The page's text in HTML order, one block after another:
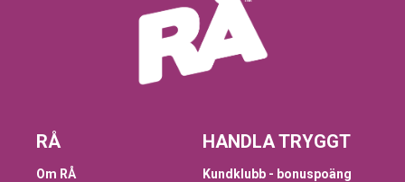
RÅ
Om RÅ
HANDLA TRYGGT
Kundklubb - bonuspoäng